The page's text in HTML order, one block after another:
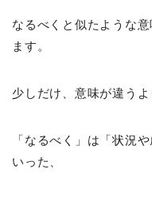
なるべくと似たような
ます。
少しだけ、意味が違うよ
「なるべく」は「状況
いった、